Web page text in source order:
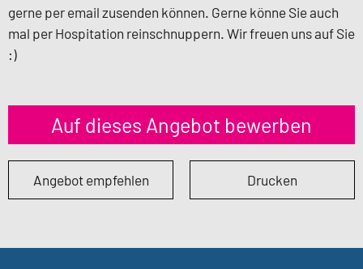
gerne per email zusenden können. Gerne könne Sie auch
mal per Hospitation reinschnuppern. Wir freuen uns auf Sie
:)
Auf dieses Angebot bewerben
Angebot empfehlen Drucken